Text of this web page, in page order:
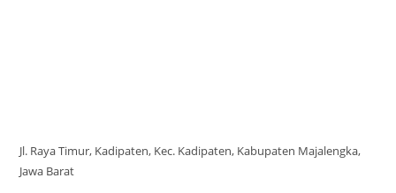
Jl. Raya Timur, Kadipaten, Kec. Kadipaten, Kabupaten Majalengka,
Jawa Barat